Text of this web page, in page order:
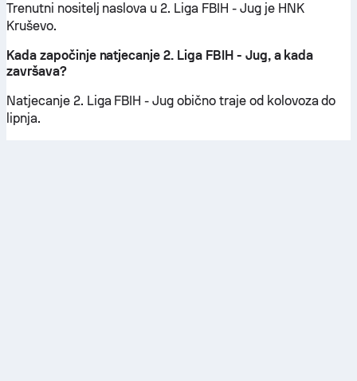
Trenutni nositelj naslova u 2. Liga FBIH - Jug je HNK
Kruševo.
Kada započinje natjecanje 2. Liga FBIH - Jug, a kada
završava?
Natjecanje 2. Liga FBIH - Jug obično traje od kolovoza do
lipnja.